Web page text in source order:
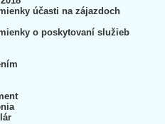
účasti na zájazdoch
o poskytovaní služieb